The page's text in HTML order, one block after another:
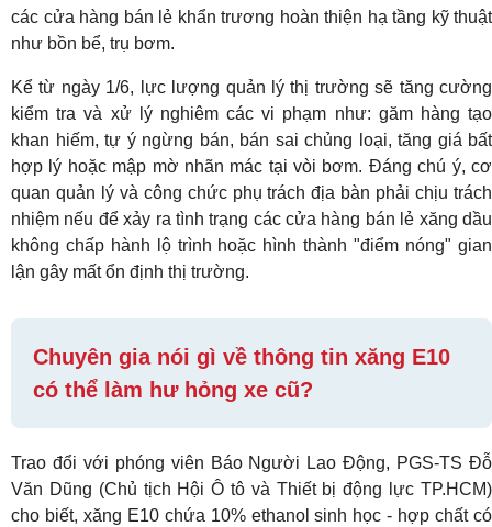
các cửa hàng bán lẻ khẩn trương hoàn thiện hạ tầng kỹ thuật
như bồn bể, trụ bơm.
Kể từ ngày 1/6, lực lượng quản lý thị trường sẽ tăng cường
kiểm tra và xử lý nghiêm các vi phạm như: găm hàng tạo
khan hiếm, tự ý ngừng bán, bán sai chủng loại, tăng giá bất
hợp lý hoặc mập mờ nhãn mác tại vòi bơm. Đáng chú ý, cơ
quan quản lý và công chức phụ trách địa bàn phải chịu trách
nhiệm nếu để xảy ra tình trạng các cửa hàng bán lẻ xăng dầu
không chấp hành lộ trình hoặc hình thành "điểm nóng" gian
lận gây mất ổn định thị trường.
Chuyên gia nói gì về thông tin xăng E10
có thể làm hư hỏng xe cũ?
Trao đổi với phóng viên Báo Người Lao Động, PGS-TS Đỗ
Văn Dũng (Chủ tịch Hội Ô tô và Thiết bị động lực TP.HCM)
cho biết, xăng E10 chứa 10% ethanol sinh học - hợp chất có